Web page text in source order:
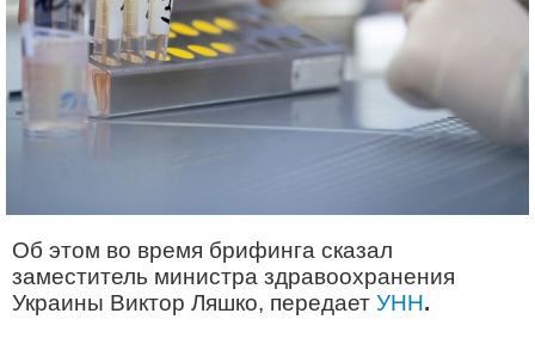
Об этом во время брифинга сказал
заместитель министра здравоохранения
Украины Виктор Ляшко, передает УНН.